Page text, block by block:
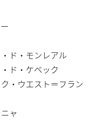
ド・モンレアル
ド・ケベック
・ウエスト＝フラン
ャ